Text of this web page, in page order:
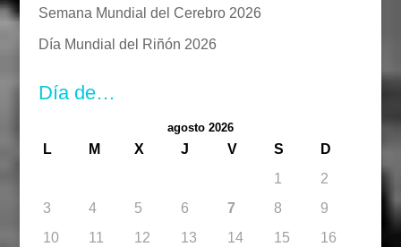
Semana Mundial del Cerebro 2026
Día Mundial del Riñón 2026
Día de…
agosto 2026
L M X J V S
D
1
2
3
4 5 6 7 8
9
10
11 12 13 14 15
16